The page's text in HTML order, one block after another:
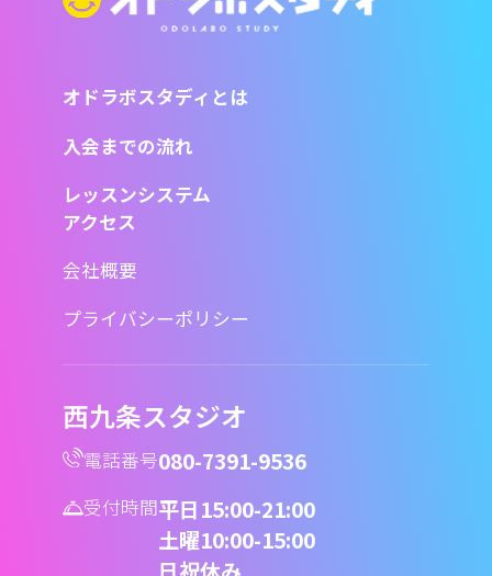
オドラボスタディとは
入会までの流れ
レッスンシステム
アクセス
会社概要
プライバシーポリシー
西九条スタジオ
電話番号080-7391-9536
受付時間平日15:00-21:00
土曜10:00-15:00